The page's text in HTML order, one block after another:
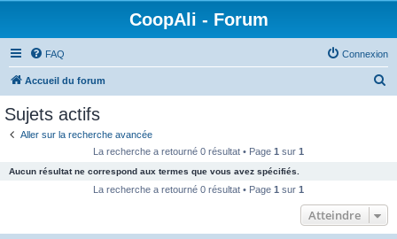
CoopAli - Forum
FAQ Connexion
Accueil du forum
c
Sujets actifs
Aller sur la recherche avancée
La recherche a retourné 0 résultat • Page 1 sur 1
Aucun résultat ne correspond aux termes que vous avez spécifiés.
La recherche a retourné 0 résultat • Page 1 sur 1
Atteindre